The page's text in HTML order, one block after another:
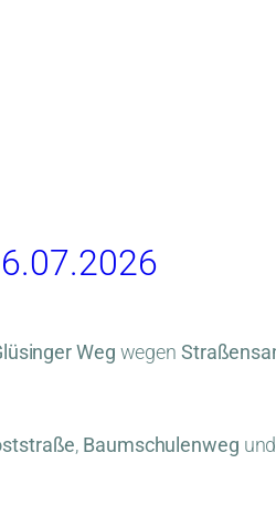
Weg wegen
, Baumschulenweg und